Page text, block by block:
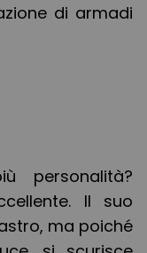
di armadi
personalità?
Il suo
ma poiché